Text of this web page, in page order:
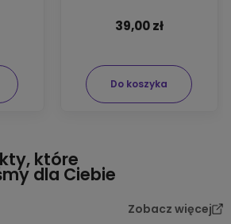
39,00 zł
Do koszyka
które
dla Ciebie
Zobacz więcej